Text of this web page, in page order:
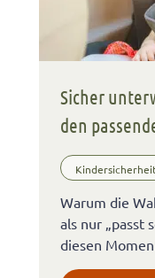
Sicher
den
Warum die
als nur „passt
diesen